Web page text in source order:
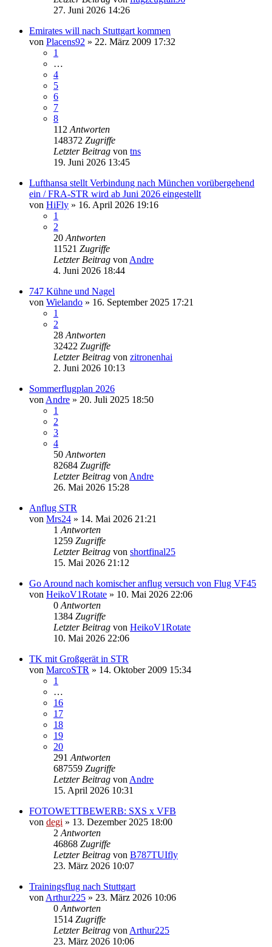
27. Juni 2026 14:26
Emirates will nach Stuttgart kommen
von Placens92 » 22. März 2009 17:32
1
…
4
5
6
7
8
112 Antworten
148372 Zugriffe
Letzter Beitrag von tns
19. Juni 2026 13:45
Lufthansa stellt Verbindung nach München vorübergehend
ein / FRA-STR wird ab Juni 2026 eingestellt
von HiFly » 16. April 2026 19:16
1
2
20 Antworten
11521 Zugriffe
Letzter Beitrag von Andre
4. Juni 2026 18:44
747 Kühne und Nagel
von Wielando » 16. September 2025 17:21
1
2
28 Antworten
32422 Zugriffe
Letzter Beitrag von zitronenhai
2. Juni 2026 10:13
Sommerflugplan 2026
von Andre » 20. Juli 2025 18:50
1
2
3
4
50 Antworten
82684 Zugriffe
Letzter Beitrag von Andre
26. Mai 2026 15:28
Anflug STR
von Mrs24 » 14. Mai 2026 21:21
1 Antworten
1259 Zugriffe
Letzter Beitrag von shortfinal25
15. Mai 2026 21:12
Go Around nach komischer anflug versuch von Flug VF45
von HeikoV1Rotate » 10. Mai 2026 22:06
0 Antworten
1384 Zugriffe
Letzter Beitrag von HeikoV1Rotate
10. Mai 2026 22:06
TK mit Großgerät in STR
von MarcoSTR » 14. Oktober 2009 15:34
1
…
16
17
18
19
20
291 Antworten
687559 Zugriffe
Letzter Beitrag von Andre
15. April 2026 10:31
FOTOWETTBEWERB: SXS x VFB
von degi » 13. Dezember 2025 18:00
2 Antworten
46868 Zugriffe
Letzter Beitrag von B787TUIfly
23. März 2026 10:07
Trainingsflug nach Stuttgart
von Arthur225 » 23. März 2026 10:06
0 Antworten
1514 Zugriffe
Letzter Beitrag von Arthur225
23. März 2026 10:06